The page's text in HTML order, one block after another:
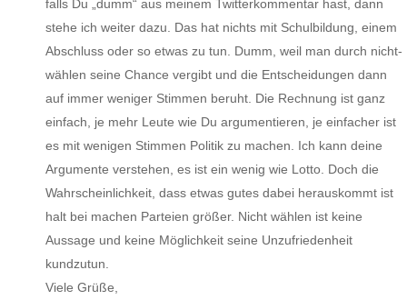
falls Du „dumm“ aus meinem Twitterkommentar hast, dann
stehe ich weiter dazu. Das hat nichts mit Schulbildung, einem
Abschluss oder so etwas zu tun. Dumm, weil man durch nicht-
wählen seine Chance vergibt und die Entscheidungen dann
auf immer weniger Stimmen beruht. Die Rechnung ist ganz
einfach, je mehr Leute wie Du argumentieren, je einfacher ist
es mit wenigen Stimmen Politik zu machen. Ich kann deine
Argumente verstehen, es ist ein wenig wie Lotto. Doch die
Wahrscheinlichkeit, dass etwas gutes dabei herauskommt ist
halt bei machen Parteien größer. Nicht wählen ist keine
Aussage und keine Möglichkeit seine Unzufriedenheit
kundzutun.
Viele Grüße,